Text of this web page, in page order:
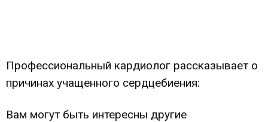
Профессиональный кардиолог рассказывает о
причинах учащенного сердцебиения:
Вам могут быть интересны другие